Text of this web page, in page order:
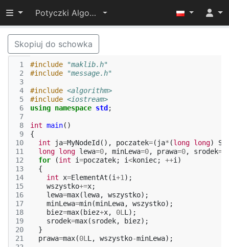
Przełącz widoczność menu
Potyczki Algorytmiczne 2014
Skopiuj do schowka
1
2
3
4
5
6
7
8
9
10
11
12
13
14
15
16
17
18
19
20
21
#include
"maklib.h"
#include
"message.h"
#include <algorithm>
#include <iostream>
using namespace std ;
int main()
{
int
ja=MyNodeId (), poczatek=( ja* (long long)
long long lewa=0, minLewa=0, prawa=0, srodek=
for
(int i=poczatek; i<koniec; ++i )
{
int
x=ElementAt (i+1 );
wszystko+=x;
lewa=max(lewa, wszystko);
minLewa=min(minLewa, wszystko);
biez=max( biez+x, 0L L );
srodek=max(srodek, biez);
}
prawa=max(0L L , wszystko-minLewa);